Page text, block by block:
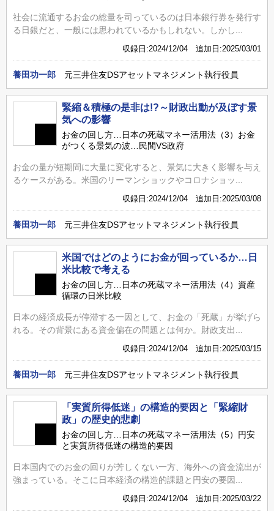
社会に流通するお金の総量を司っているのは日本銀行券を発行す
る日銀だと、一般には思われているかもしれない。しかし...
収録日:2024/12/04 追加日:2025/03/01
養田功一郎 元三井住友DSアセットマネジメント執行役員
緊縮＆積極の是非は!?～財政出動が及ぼす景
気への影響
お金の回し方…日本の死蔵マネー活用法（3）お金
がつくる景気の波…民間VS政府
お金の量が短期間に大量に変化すると、景気に大きく影響を与え
るケースがある。米国のリーマンショックやコロナショッ...
収録日:2024/12/04 追加日:2025/03/08
養田功一郎 元三井住友DSアセットマネジメント執行役員
米国ではどのようにお金が回っているか…日
米比較で考える
お金の回し方…日本の死蔵マネー活用法（4）資産
循環の日米比較
日本の経済成長が停滞する一因として、お金の「死蔵」が挙げら
れる。その背景にある資金偏在の問題とは何か。財政支出...
収録日:2024/12/04 追加日:2025/03/15
養田功一郎 元三井住友DSアセットマネジメント執行役員
「実質所得低迷」の構造的要因と「緊縮財
政」の歴史的悲劇
お金の回し方…日本の死蔵マネー活用法（5）円安
と実質所得低迷の構造的要因
日本国内でのお金の回りが芳しくない一方、海外への資金流出が
強まっている。そこに日本経済の構造的課題と円安の要因...
収録日:2024/12/04 追加日:2025/03/22